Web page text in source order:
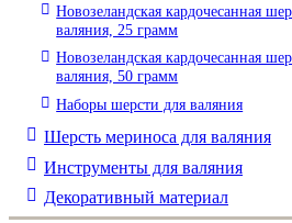
Новозеландская кардочесанная
валяния, 25 грамм
Новозеландская кардочесанная
валяния, 50 грамм
Наборы шерсти для валяния
Шерсть мериноса для валяния
Инструменты для валяния
Декоративный материал